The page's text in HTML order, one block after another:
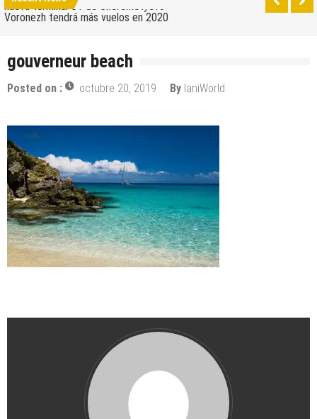
nueva terminal C1 de Sheremetyevo
Voronezh tendrá más vuelos en 2020
Saratov tiene su nuevo aeropuerto
nuevos destinos
Tour de Francia 2019: mucha montaña, homenaje a
Eddy Merckx y la ausencia de Chris Froome
Bulgaria y Turquía compiten por albergar la nueva
planta industrial de Volkswagen
¿Cuántas ciudades rusas pueden caber en el
territorio de Moscú al comparar su población?
Turkish Airlines se trasladó al nuevo aeropuerto de
Estambul
gouverneur beach
Posted on : octubre 20, 2019 By IaniWorld